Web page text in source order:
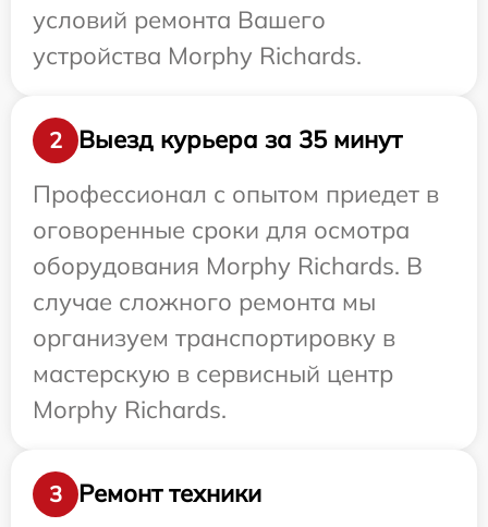
условий ремонта Вашего
устройства Morphy Richards.
2
Выезд курьера за 35 минут
Профессионал с опытом приедет в
оговоренные сроки для осмотра
оборудования Morphy Richards. В
случае сложного ремонта мы
организуем транспортировку в
мастерскую в сервисный центр
Morphy Richards.
3
Ремонт техники